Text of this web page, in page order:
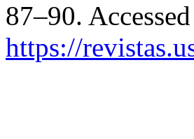
87–90.
https://